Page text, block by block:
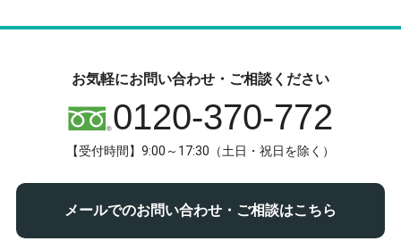
お気軽にお問い合わせ・ご相談ください
0120-370-772
【受付時間】9:00～17:30（土日・祝日を除く）
メールでのお問い合わせ・ご相談はこちら